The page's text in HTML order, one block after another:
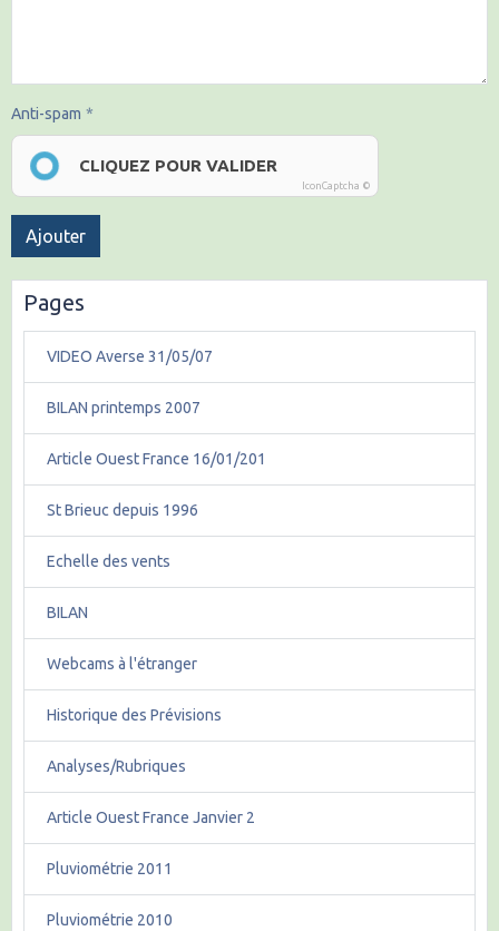
Anti-spam
CLIQUEZ POUR VALIDER
IconCaptcha ©
Ajouter
Pages
VIDEO Averse 31/05/07
BILAN printemps 2007
Article Ouest France 16/01/201
St Brieuc depuis 1996
Echelle des vents
BILAN
Webcams à l'étranger
Historique des Prévisions
Analyses/Rubriques
Article Ouest France Janvier 2
Pluviométrie 2011
Pluviométrie 2010